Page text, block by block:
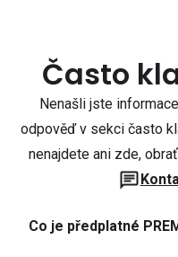
Často
Nenašli jste
odpověď v sekci často
nenajdete ani zde,
Co je předplatné